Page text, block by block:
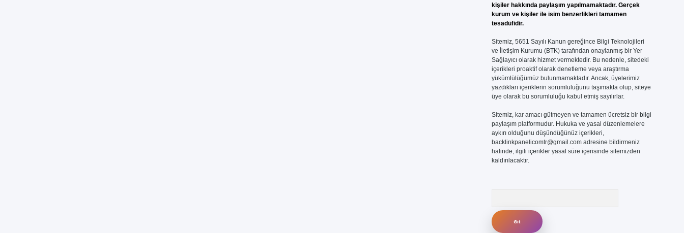
kişiler hakkında paylaşım yapılmamaktadır. Gerçek
kurum ve kişiler ile isim benzerlikleri tamamen
tesadüfidir.
Sitemiz, 5651 Sayılı Kanun gereğince Bilgi Teknolojileri
ve İletişim Kurumu (BTK) tarafından onaylanmış bir Yer
Sağlayıcı olarak hizmet vermektedir. Bu nedenle, sitedeki
içerikleri proaktif olarak denetleme veya araştırma
yükümlülüğümüz bulunmamaktadır. Ancak, üyelerimiz
yazdıkları içeriklerin sorumluluğunu taşımakta olup, siteye
üye olarak bu sorumluluğu kabul etmiş sayılırlar.
Sitemiz, kar amacı gütmeyen ve tamamen ücretsiz bir bilgi
paylaşım platformudur. Hukuka ve yasal düzenlemelere
aykırı olduğunu düşündüğünüz içerikleri,
backlinkpanelicomtr@gmail.comadresine bildirmeniz
halinde, ilgili içerikler yasal süre içerisinde sitemizden
kaldırılacaktır.